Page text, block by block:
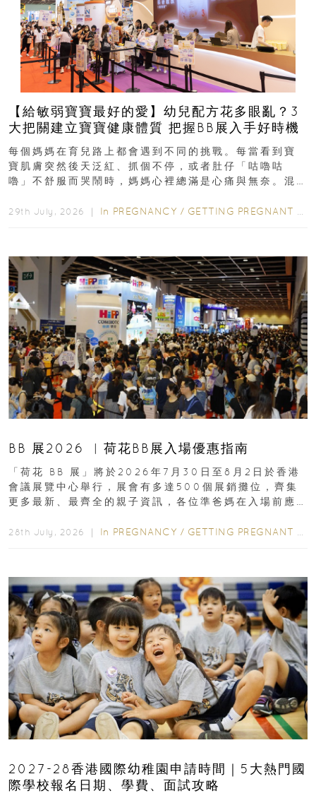
【給敏弱寶寶最好的愛】幼兒配方花多眼亂？3
大把關建立寶寶健康體質 把握BB展入手好時機
每個媽媽在育兒路上都會遇到不同的挑戰。每當看到寶
寶肌膚突然後天泛紅、抓個不停，或者肚仔「咕嚕咕
嚕」不舒服而哭鬧時，媽媽心裡總滿是心痛與無奈。混
29th July, 2026 ｜ In PREGNANCY / GETTING PREGNANT
BB 展2026 ︳荷花BB展入場優惠指南
「荷花 BB 展」將於2026年7月30日至8月2日於香港
會議展覽中心舉行，展會有多達500個展銷攤位，齊集
更多最新、最齊全的親子資訊，各位準爸媽在入場前應
28th July, 2026 ｜ In PREGNANCY / GETTING PREGNANT
2027-28香港國際幼稚園申請時間｜5大熱門國
際學校報名日期、學費、面試攻略